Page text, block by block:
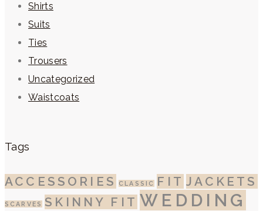
Shirts
Suits
Ties
Trousers
Uncategorized
Waistcoats
Tags
ACCESSORIES CLASSIC FIT JACKETS
SCARVES SKINNY FIT WEDDING